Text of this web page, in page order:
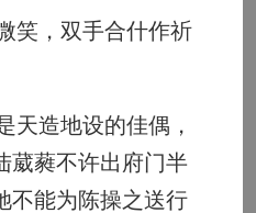
笑，双手合什作祈
造地设的佳偶，
葳蕤不许出府门半
不能为陈操之送行